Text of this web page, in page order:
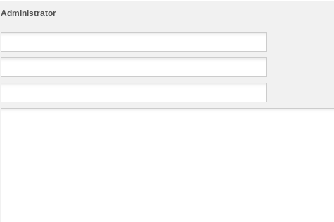
Administrator